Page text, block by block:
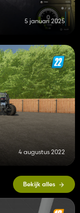
5 januari 2025
4 augustus 2022
Bekijk alles